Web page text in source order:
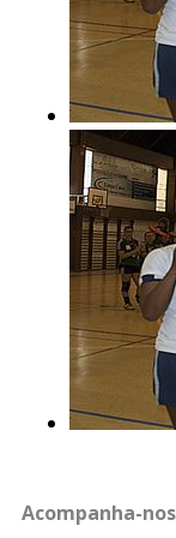
Acompanha-